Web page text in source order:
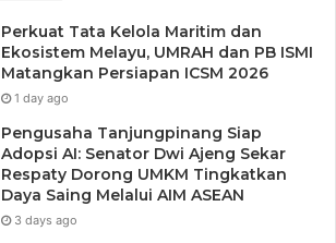
Perkuat Tata Kelola Maritim dan
Ekosistem Melayu, UMRAH dan PB ISMI
Matangkan Persiapan ICSM 2026
1 day ago
Pengusaha Tanjungpinang Siap
Adopsi AI: Senator Dwi Ajeng Sekar
Respaty Dorong UMKM Tingkatkan
Daya Saing Melalui AIM ASEAN
3 days ago